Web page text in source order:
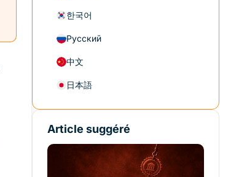
한국어
Русский
中文
日本語
Article suggéré